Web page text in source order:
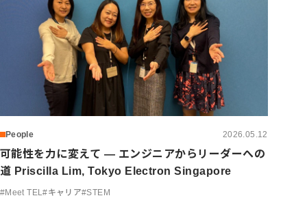
People 2026.05.12
可能性を力に変えて — エンジニアからリーダーへの
道 Priscilla Lim, Tokyo Electron Singapore
#Meet TEL#キャリア#STEM